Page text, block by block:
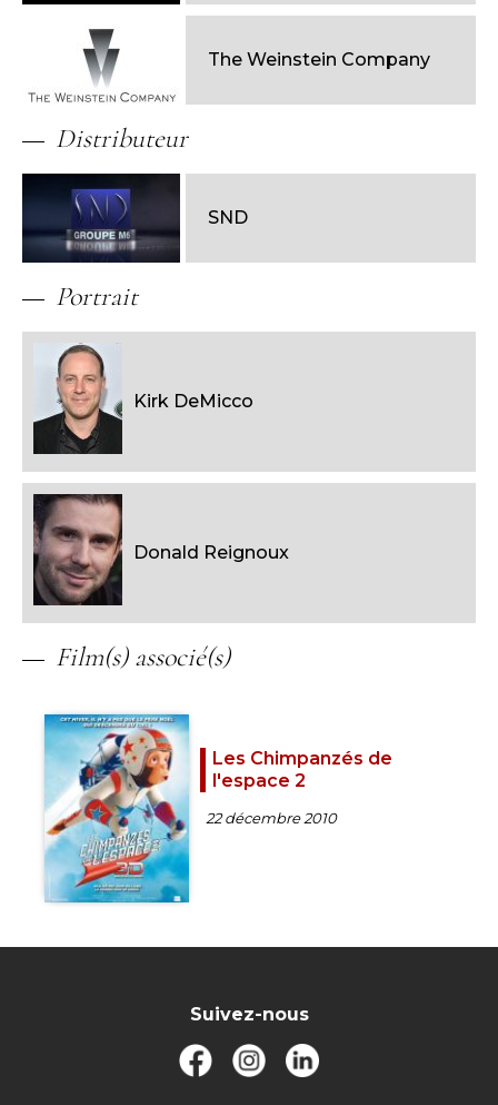
The Weinstein Company
Distributeur
SND
Portrait
Kirk DeMicco
Donald Reignoux
Film(s) associé(s)
Les Chimpanzés de
l'espace 2
22 décembre 2010
Suivez-nous